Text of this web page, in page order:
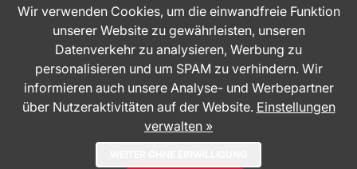
GmbH - © 2026
Wir verwenden Cookies, um die einwandfreie Funktion
unserer Website zu gewährleisten, unseren
Datenverkehr zu analysieren, Werbung zu
personalisieren und um SPAM zu verhindern. Wir
informieren auch unsere Analyse- und Werbepartner
über Nutzeraktivitäten auf der Website. Einstellungen
verwalten »